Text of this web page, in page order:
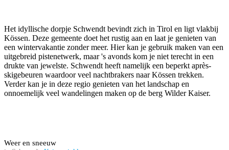
Het idyllische dorpje Schwendt bevindt zich in Tirol en ligt vlakbij
Kössen. Deze gemeente doet het rustig aan en laat je genieten van
een wintervakantie zonder meer. Hier kan je gebruik maken van een
uitgebreid pistenetwerk, maar 's avonds kom je niet terecht in een
drukte van jewelste. Schwendt heeft namelijk een beperkt après-
skigebeuren waardoor veel nachtbrakers naar Kössen trekken.
Verder kan je in deze regio genieten van het landschap en
onnoemelijk veel wandelingen maken op de berg Wilder Kaiser.
Weer en sneeuw